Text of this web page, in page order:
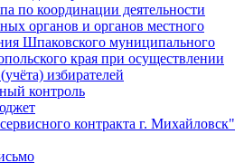
по координации деятельности
органов и органов местного
Шпаковского муниципального
края при осуществлении
избирателей
контроль
контракта г. Михайловск"